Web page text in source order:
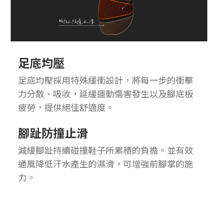
足底均壓
足底均壓採用特殊緩衝設計，將每一步的衝擊
力分散、吸收，延緩運動傷害發生以及腳底板
疲勞，提供絕佳舒適度。
腳趾防撞止滑
減緩腳趾持續碰撞鞋子所累積的負擔。並有效
通風降低汗水產生的濕滑，可增強前腳掌的施
力。